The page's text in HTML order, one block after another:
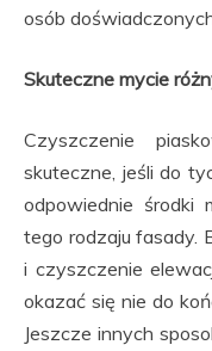
osób
Skuteczne mycie
Czyszczenie
skuteczne, jeśli do
odpowiednie środki
tego rodzaju fasady.
i czyszczenie
okazać się nie do
Jeszcze innych